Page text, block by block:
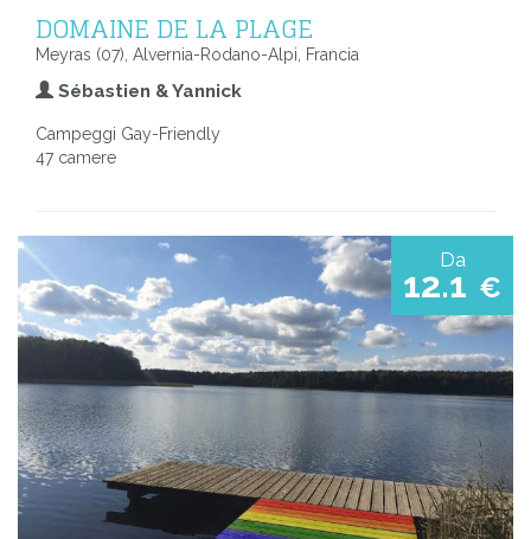
DOMAINE DE LA PLAGE
Meyras (07), Alvernia-Rodano-Alpi, Francia
Sébastien & Yannick
Campeggi Gay-Friendly
47 camere
Da
12.1 €